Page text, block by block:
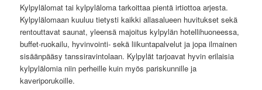
Kylpylälomat tai kylpyläloma tarkoittaa pientä irtiottoa arjesta.
Kylpylälomaan kuuluu tietysti kaikki allasalueen huvitukset sekä
rentouttavat saunat, yleensä majoitus kylpylän hotellihuoneessa,
buffet-ruokailu, hyvinvointi- sekä liikuntapalvelut ja jopa ilmainen
sisäänpääsy tanssiravintolaan. Kylpylät tarjoavat hyvin erilaisia
kylpylälomia niin perheille kuin myös pariskunnille ja
kaveriporukoille.